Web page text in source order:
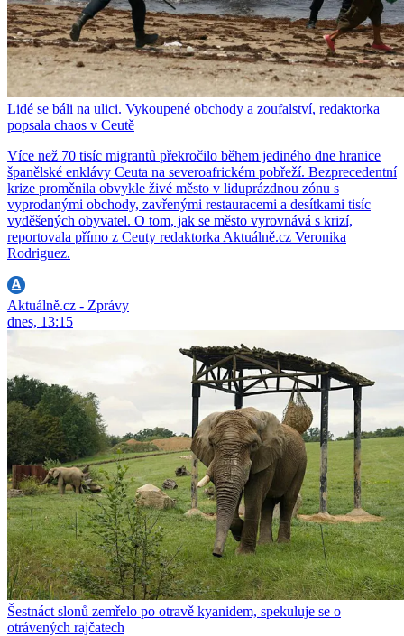
Lidé se báli na ulici. Vykoupené obchody a zoufalství, redaktorka
popsala chaos v Ceutě
Více než 70 tisíc migrantů překročilo během jediného dne hranice
španělské enklávy Ceuta na severoafrickém pobřeží. Bezprecedentní
krize proměnila obvykle živé město v liduprázdnou zónu s
vyprodanými obchody, zavřenými restauracemi a desítkami tisíc
vyděšených obyvatel. O tom, jak se město vyrovnává s krizí,
reportovala přímo z Ceuty redaktorka Aktuálně.cz Veronika
Rodriguez.
Aktuálně.cz - Zprávy
dnes, 13:15
Šestnáct slonů zemřelo po otravě kyanidem, spekuluje se o
otrávených rajčatech